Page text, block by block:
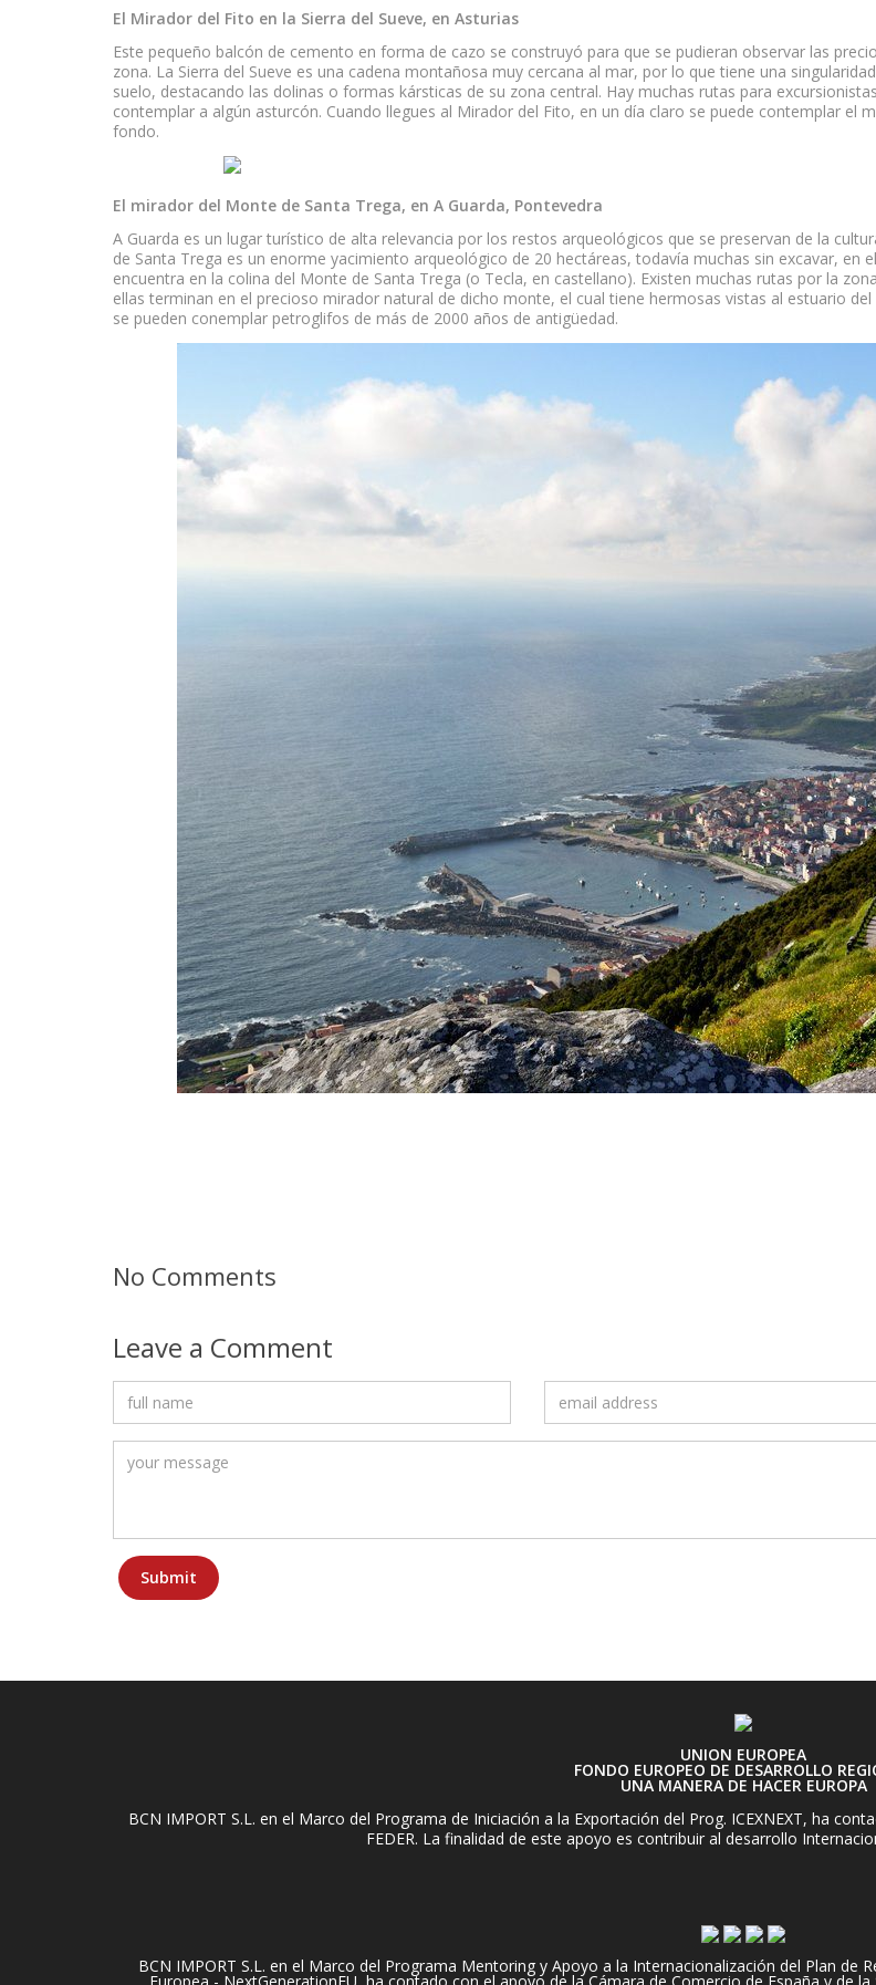
El Mirador del Fito en la Sierra del Sueve, en Asturias
Este pequeño balcón de cemento en forma de cazo se construyó para que se pudieran observar las
zona. La Sierra del Sueve es una cadena montañosa muy cercana al mar, por lo que tiene una
suelo, destacando las dolinas o formas kársticas de su zona central. Hay muchas rutas para
contemplar a algún asturcón. Cuando llegues al Mirador del Fito, en un día claro se puede contemplar el
fondo.
El mirador del Monte de Santa Trega, en A Guarda, Pontevedra
A Guarda es un lugar turístico de alta relevancia por los restos arqueológicos que se preservan de la
de Santa Trega es un enorme yacimiento arqueológico de 20 hectáreas, todavía muchas sin excavar, en
encuentra en la colina del Monte de Santa Trega (o Tecla, en castellano). Existen muchas rutas por la
ellas terminan en el precioso mirador natural de dicho monte, el cual tiene hermosas vistas al estuario
se pueden conemplar petroglifos de más de 2000 años de antigüedad.
No Comments
Leave a Comment
UNION EUROPEA
FONDO EUROPEO DE DESARROLLO
UNA MANERA DE HACER EUROPA
BCN IMPORT S.L. en el Marco del Programa de Iniciación a la Exportación del Prog. ICEXNEXT, ha
FEDER. La finalidad de este apoyo es contribuir al desarrollo
BCN IMPORT S.L. en el Marco del Programa Mentoring y Apoyo a la Internacionalización del Plan de